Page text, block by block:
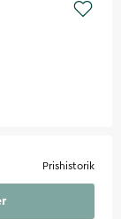
Prishistorik